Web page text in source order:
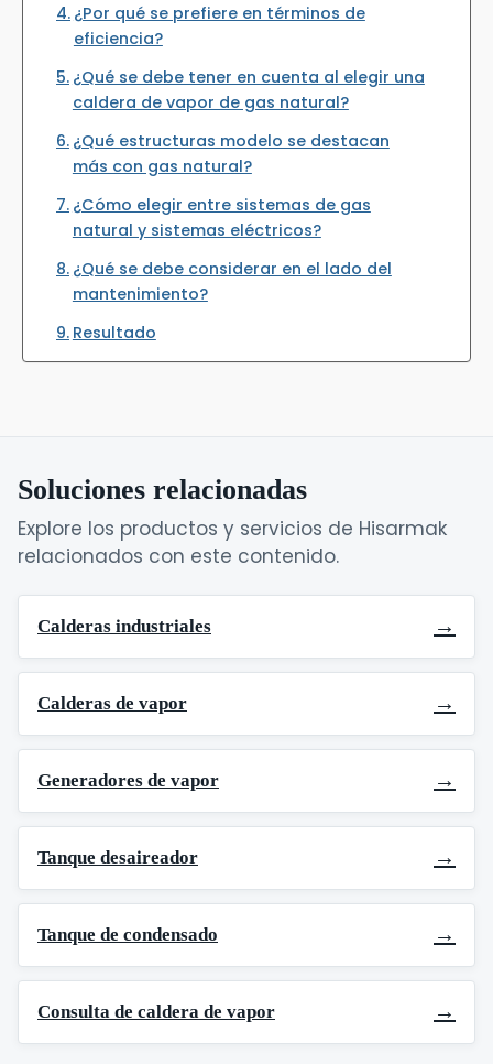
¿Por qué se prefiere en términos de
eficiencia?
¿Qué se debe tener en cuenta al elegir una
caldera de vapor de gas natural?
¿Qué estructuras modelo se destacan
más con gas natural?
¿Cómo elegir entre sistemas de gas
natural y sistemas eléctricos?
¿Qué se debe considerar en el lado del
mantenimiento?
Resultado
Soluciones relacionadas
Explore los productos y servicios de Hisarmak
relacionados con este contenido.
Calderas industriales →
Calderas de vapor →
Generadores de vapor →
Tanque desaireador →
Tanque de condensado →
Consulta de caldera de vapor →